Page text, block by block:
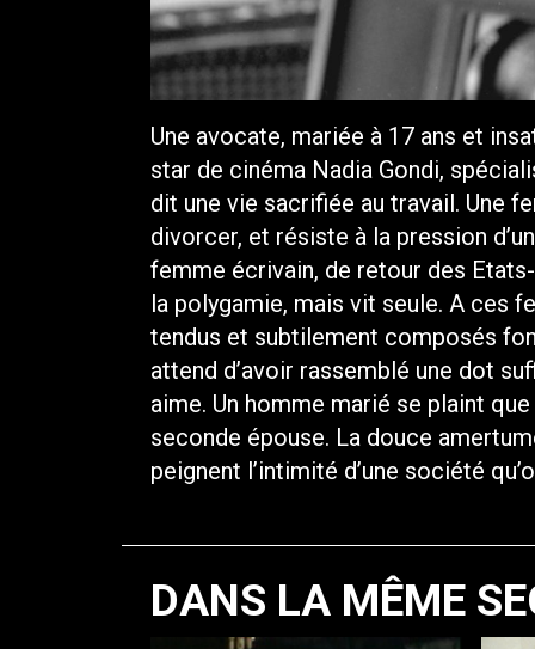
Une avocate, mariée à 17 ans et
star de cinéma Nadia Gondi,
dit une vie sacrifiée au travail. Une
divorcer, et résiste à la pression
femme écrivain, de retour des
la polygamie, mais vit seule. A ces
tendus et subtilement composés
attend d’avoir rassemblé une dot
aime. Un homme marié se plaint
seconde épouse. La douce
peignent l’intimité d’une société
DANS LA MÊME